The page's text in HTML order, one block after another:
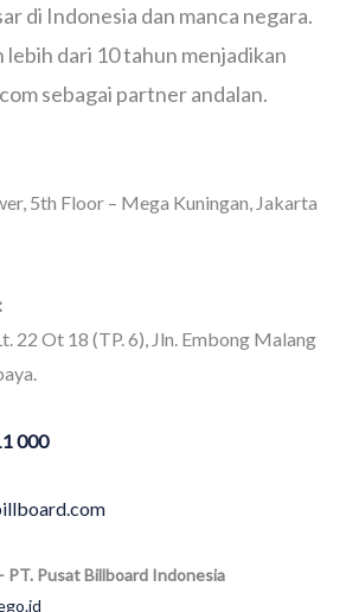
di Indonesia dan manca negara.
lebih dari 10 tahun menjadikan
sebagai partner andalan.
5th Floor – Mega Kuningan, Jakarta
22 Ot 18 (TP. 6), Jln. Embong Malang
000
Pusat Billboard Indonesia